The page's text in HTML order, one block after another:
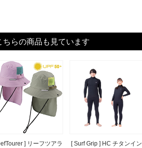
ちらの商品も見ています
] リーフツアラ
[ Surf Grip ] HC チタンイン